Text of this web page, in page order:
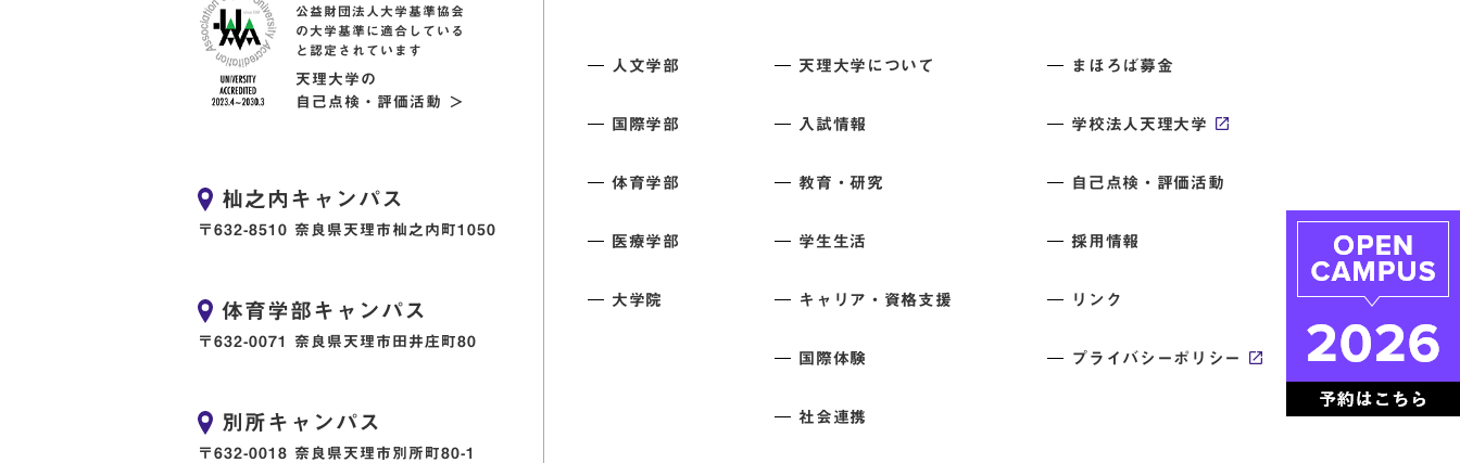
公益財団法人大学基準協会
の大学基準に適合している
と認定されています
天理大学の
自己点検・評価活動 ＞
杣之内キャンパス
〒632-8510 奈良県天理市杣之内町1050
体育学部キャンパス
〒632-0071 奈良県天理市田井庄町80
別所キャンパス
〒632-0018 奈良県天理市別所町80-1
人文学部
国際学部
体育学部
医療学部
大学院
天理大学について
入試情報
教育・研究
学生生活
キャリア・資格支援
国際体験
社会連携
まほろば募金
学校法人天理大学
自己点検・評価活動
採用情報
リンク
プライバシーポリシー